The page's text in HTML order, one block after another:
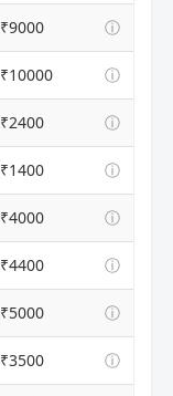
₹9000 ⓘ
₹10000 ⓘ
₹2400 ⓘ
₹1400 ⓘ
₹4000 ⓘ
₹4400 ⓘ
₹5000 ⓘ
₹3500 ⓘ